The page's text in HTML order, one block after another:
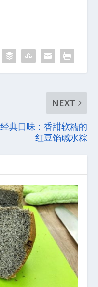
NEXT
经典口味：香甜软糯的
红豆馅碱水粽